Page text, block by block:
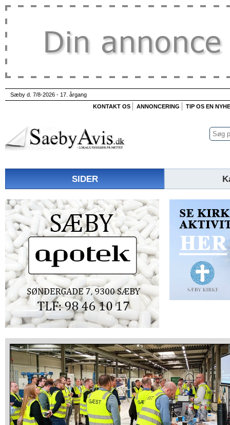
Sæby d. 7/8-2026 - 17. årgang
KONTAKT OS
ANNONCERING TIP OS EN
SIDER